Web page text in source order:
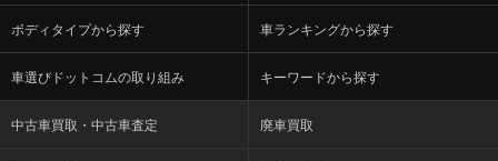
ボディタイプから探す 車ランキングから探す
車選びドットコムの取り組み キーワードから探す
中古車買取・中古車査定 廃車買取